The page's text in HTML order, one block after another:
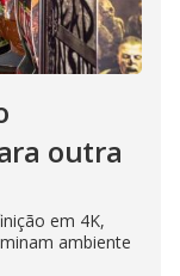
outra
em 4K,
ambiente